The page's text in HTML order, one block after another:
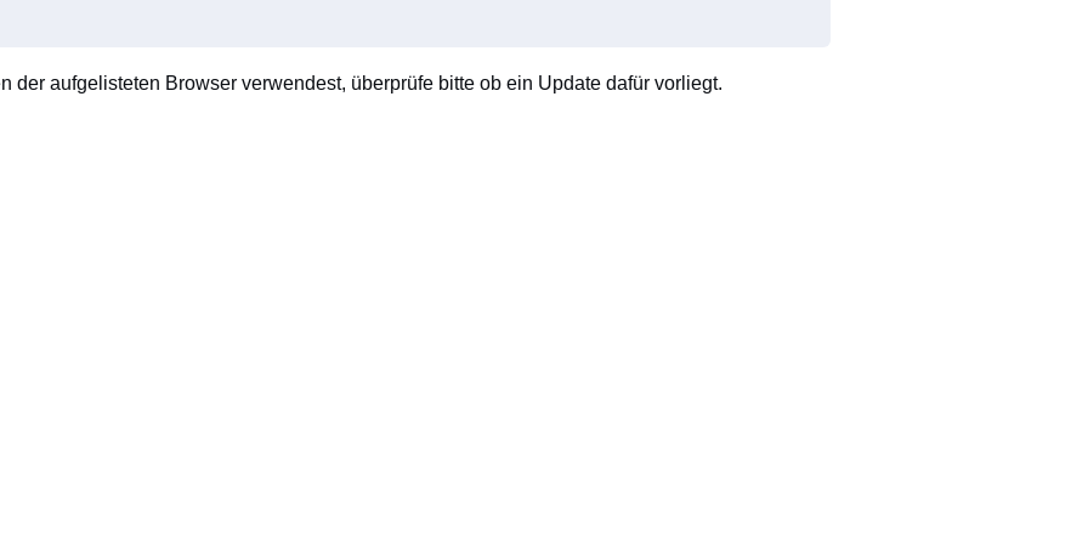
der aufgelisteten Browser verwendest, überprüfe bitte ob ein Update dafür vorliegt.